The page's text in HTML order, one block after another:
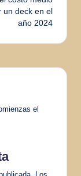
un deck en el
año 2024
el